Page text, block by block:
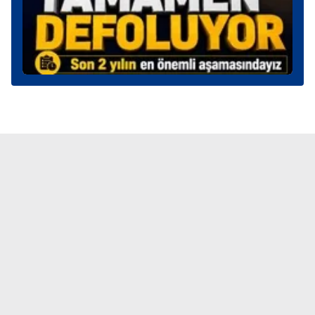
6698 sayılı Kişisel Verilerin Korunması Kanunu uyarınca
hazırlanmış Aydınlatma Metnimizi okumak ve sitemizde
ilgili mevzuata uygun olarak kullanılan çerezlerle ilgili bilgi
almak için lütfentıklayınız.